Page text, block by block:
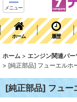
メニュー
ホーム 履歴
ホーム > エンジン関連パー
> [純正部品] フューエルホ
[純正部品] フュー